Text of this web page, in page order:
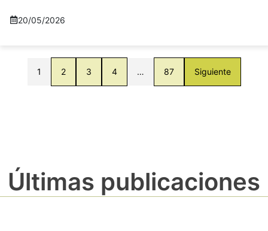
20/05/2026
1 2 3 4 … 87 Siguiente
Últimas publicaciones